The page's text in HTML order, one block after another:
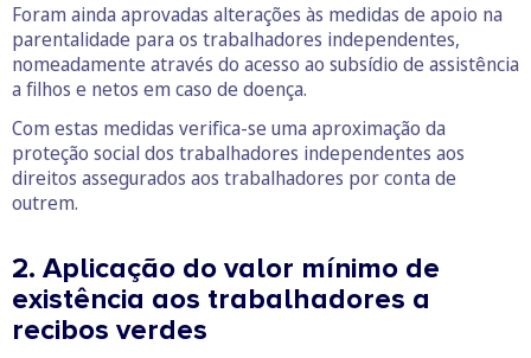
Foram ainda aprovadas alterações às medidas de apoio na
parentalidade para os trabalhadores independentes,
nomeadamente através do acesso ao subsídio de assistência
a filhos e netos em caso de doença.
Com estas medidas verifica-se uma aproximação da
proteção social dos trabalhadores independentes aos
direitos assegurados aos trabalhadores por conta de
outrem.
2. Aplicação do valor mínimo de
existência aos trabalhadores a
recibos verdes